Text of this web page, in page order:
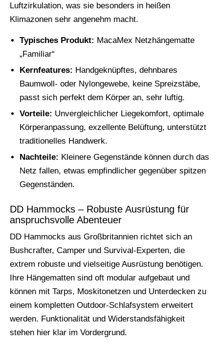
Luftzirkulation, was sie besonders in heißen
Klimazonen sehr angenehm macht.
Typisches Produkt: MacaMex Netzhängematte
„Familiar“
Kernfeatures: Handgeknüpftes, dehnbares
Baumwoll- oder Nylongewebe, keine Spreizstäbe,
passt sich perfekt dem Körper an, sehr luftig.
Vorteile: Unvergleichlicher Liegekomfort, optimale
Körperanpassung, exzellente Belüftung, unterstützt
traditionelles Handwerk.
Nachteile: Kleinere Gegenstände können durch das
Netz fallen, etwas empfindlicher gegenüber spitzen
Gegenständen.
DD Hammocks – Robuste Ausrüstung für
anspruchsvolle Abenteuer
DD Hammocks aus Großbritannien richtet sich an
Bushcrafter, Camper und Survival-Experten, die
extrem robuste und vielseitige Ausrüstung benötigen.
Ihre Hängematten sind oft modular aufgebaut und
können mit Tarps, Moskitonetzen und Unterdecken zu
einem kompletten Outdoor-Schlafsystem erweitert
werden. Funktionalität und Widerstandsfähigkeit
stehen hier klar im Vordergrund.